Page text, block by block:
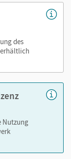
des
Nutzung